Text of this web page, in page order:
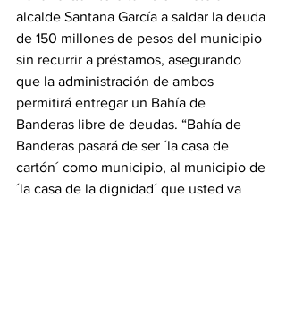
alcalde Santana García a saldar la deuda
de 150 millones de pesos del municipio
sin recurrir a préstamos, asegurando
que la administración de ambos
permitirá entregar un Bahía de
Banderas libre de deudas. “Bahía de
Banderas pasará de ser ´la casa de
cartón´ como municipio, al municipio de
´la casa de la dignidad´ que usted va